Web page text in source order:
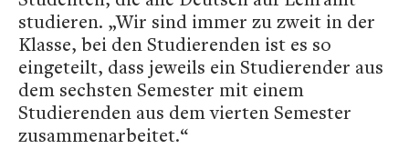
studieren. „Wir sind immer zu zweit in der
Klasse, bei den Studierenden ist es so
eingeteilt, dass jeweils ein Studierender aus
dem sechsten Semester mit einem
Studierenden aus dem vierten Semester
zusammenarbeitet.“